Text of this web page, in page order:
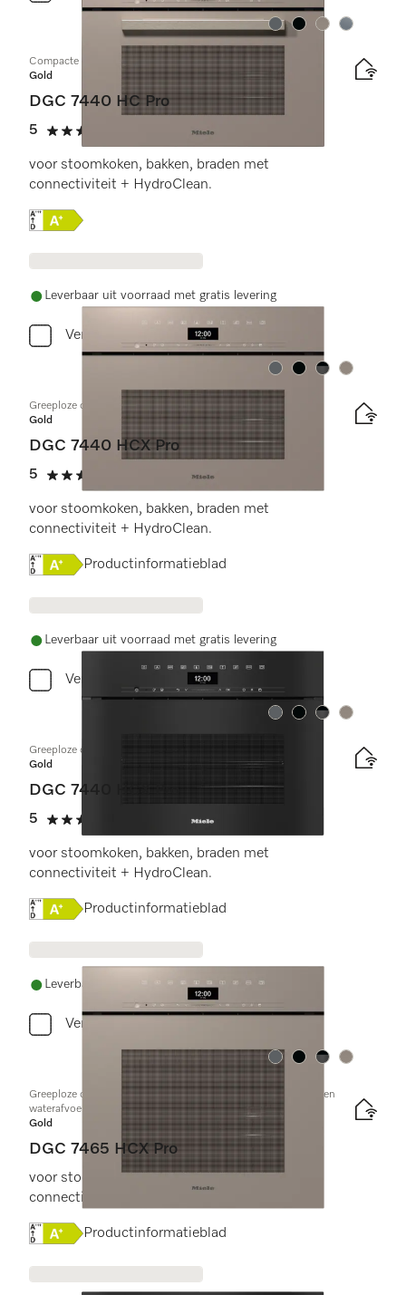
Kleur:Kleur:Kleur:Kleur:
Compacte combi-stoomoven
Gold
DGC 7440 HC Pro
5
5 sterren op 5
(3 beoordelingen)
voor stoomkoken, bakken, braden met
connectiviteit + HydroClean.
Online Label Flag, Energielabel
Leverbaar uit voorraad met gratis levering
Vergelijken
Kleur:Kleur:Kleur:Kleur:
Greeploze compacte combi-stoomoven
Gold
DGC 7440 HCX Pro
5
5 sterren op 5
(2 beoordelingen)
voor stoomkoken, bakken, braden met
connectiviteit + HydroClean.
Online Label Flag, Energielabel
Productinformatieblad
Leverbaar uit voorraad met gratis levering
Vergelijken
Kleur:Kleur:Kleur:Kleur:
Greeploze compacte combi-stoomoven
Gold
DGC 7440 HCX Pro
5
5 sterren op 5
(2 beoordelingen)
voor stoomkoken, bakken, braden met
connectiviteit + HydroClean.
Online Label Flag, Energielabel
Productinformatieblad
Leverbaar uit voorraad met gratis levering
Vergelijken
Kleur:Kleur:Kleur:Kleur:
Greeploze combi-stoomoven met aansluiting voor vers water en
waterafvoer
Gold
DGC 7465 HCX Pro
voor stoomkoken, bakken, braden met
connectiviteit + HydroClean.
Online Label Flag, Energielabel
Productinformatieblad